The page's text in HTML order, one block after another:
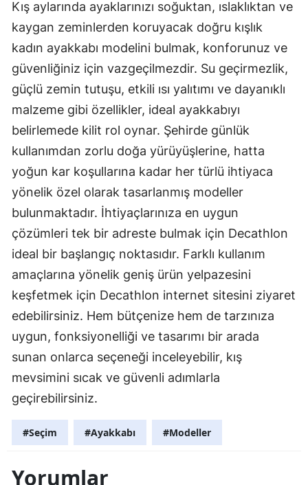
Kış aylarında ayaklarınızı soğuktan, ıslaklıktan ve
kaygan zeminlerden koruyacak doğru kışlık
kadın ayakkabı modelini bulmak, konforunuz ve
güvenliğiniz için vazgeçilmezdir. Su geçirmezlik,
güçlü zemin tutuşu, etkili ısı yalıtımı ve dayanıklı
malzeme gibi özellikler, ideal ayakkabıyı
belirlemede kilit rol oynar. Şehirde günlük
kullanımdan zorlu doğa yürüyüşlerine, hatta
yoğun kar koşullarına kadar her türlü ihtiyaca
yönelik özel olarak tasarlanmış modeller
bulunmaktadır. İhtiyaçlarınıza en uygun
çözümleri tek bir adreste bulmak için Decathlon
ideal bir başlangıç noktasıdır. Farklı kullanım
amaçlarına yönelik geniş ürün yelpazesini
keşfetmek için Decathlon internet sitesini ziyaret
edebilirsiniz. Hem bütçenize hem de tarzınıza
uygun, fonksiyonelliği ve tasarımı bir arada
sunan onlarca seçeneği inceleyebilir, kış
mevsimini sıcak ve güvenli adımlarla
geçirebilirsiniz.
#Seçim #Ayakkabı #Modeller
Yorumlar